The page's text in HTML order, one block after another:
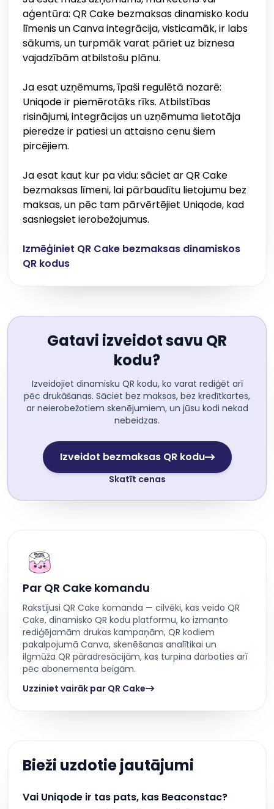
aģentūra: QR Cake bezmaksas dinamisko kodu
līmenis un Canva integrācija, visticamāk, ir labs
sākums, un turpmāk varat pāriet uz biznesa
vajadzībām atbilstošu plānu.
Ja esat uzņēmums, īpaši regulētā nozarē:
Uniqode ir piemērotāks rīks. Atbilstības
risinājumi, integrācijas un uzņēmuma lietotāja
pieredze ir patiesi un attaisno cenu šiem
pircējiem.
Ja esat kaut kur pa vidu: sāciet ar QR Cake
bezmaksas līmeni, lai pārbaudītu lietojumu bez
maksas, un pēc tam pārvērtējiet Uniqode, kad
sasniegsiet ierobežojumus.
Izmēģiniet QR Cake bezmaksas dinamiskos
QR kodus
Gatavi izveidot savu QR
kodu?
Izveidojiet dinamisku QR kodu, ko varat rediģēt arī
pēc drukāšanas. Sāciet bez maksas, bez kredītkartes,
ar neierobežotiem skenējumiem, un jūsu kodi nekad
nebeidzas.
Izveidot bezmaksas QR kodu
Skatīt cenas
Par QR Cake komandu
Rakstījusi QR Cake komanda — cilvēki, kas veido QR
Cake, dinamisko QR kodu platformu, ko izmanto
rediģējamām drukas kampaņām, QR kodiem
pakalpojumā Canva, skenēšanas analītikai un
ilgmūža QR pāradresācijām, kas turpina darboties arī
pēc abonementa beigām.
Uzziniet vairāk par QR Cake
Bieži uzdotie jautājumi
Vai Uniqode ir tas pats, kas Beaconstac?